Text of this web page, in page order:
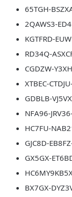
65TGH-
2QAWS3-
KGTFRD-
RD34Q-
CGDZW-
XTBEC-
GDBLB-
NFA96-
HC7FU-
GJC8D-
GX5GX-
BX7GX-